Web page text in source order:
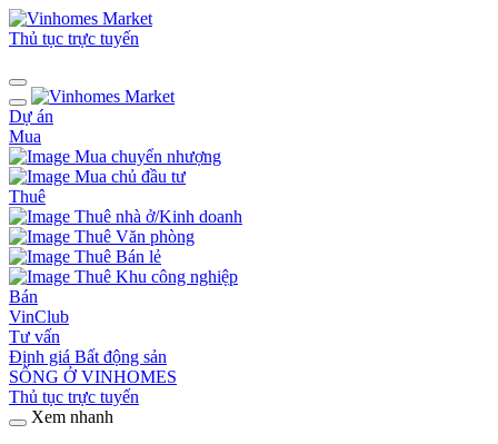
Thủ tục trực tuyến
Dự án
Mua
Mua chuyển nhượng
Mua chủ đầu tư
Thuê
Thuê nhà ở/Kinh doanh
Thuê Văn phòng
Thuê Bán lẻ
Thuê Khu công nghiệp
Bán
VinClub
Tư vấn
Định giá Bất động sản
SỐNG Ở VINHOMES
Thủ tục trực tuyến
Xem nhanh